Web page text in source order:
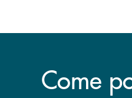
Come